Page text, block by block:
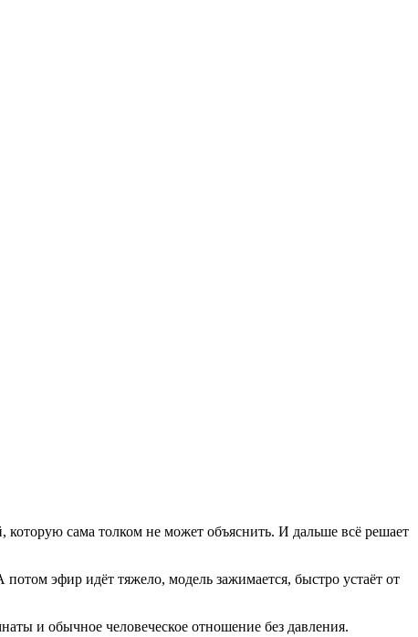
сама толком не может объяснить. И дальше всё решает
эфир идёт тяжело, модель зажимается, быстро устаёт от
и обычное человеческое отношение без давления.